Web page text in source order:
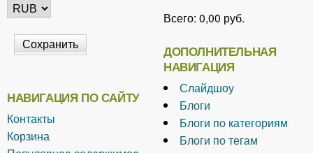
НАВИГАЦИЯ ПО САЙТУ
Контакты
Корзина
Всего: 0,00 руб.
ДОПОЛНИТЕЛЬНАЯ
НАВИГАЦИЯ
Слайдшоу
Блоги
Блоги по категориям
Блоги по тегам